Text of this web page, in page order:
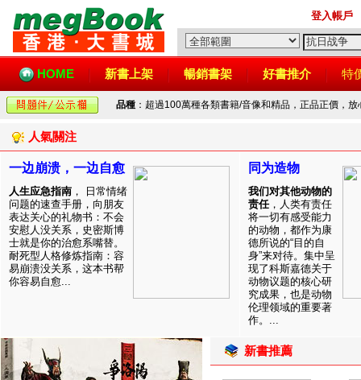
登入帳戶
HOME 新書上架 暢銷書架 好書推介 特
品種 ：超過100萬種各類書籍/音像和精品，正品正價，
人氣關注
一边崩溃，一边自愈
人生应急指南 ， 日常情绪
问题的速查手册，向朋友
表达关心的礼物书：不会
安慰人没关系，史密斯博
士就是你的治愈系嘴替。
耐死型人格修炼指南：容
易崩溃没关系，这本书帮
你容易自愈...
同为造物
我们对其他动物的
责任，人类有责任
将一切有感受能力
的动物，都作为康
德所说的“目的自
身”来对待。集中呈
现了科斯嘉德关于
动物议题的核心研
究成果，也是动物
伦理领域的重要著
作。...
新書推薦